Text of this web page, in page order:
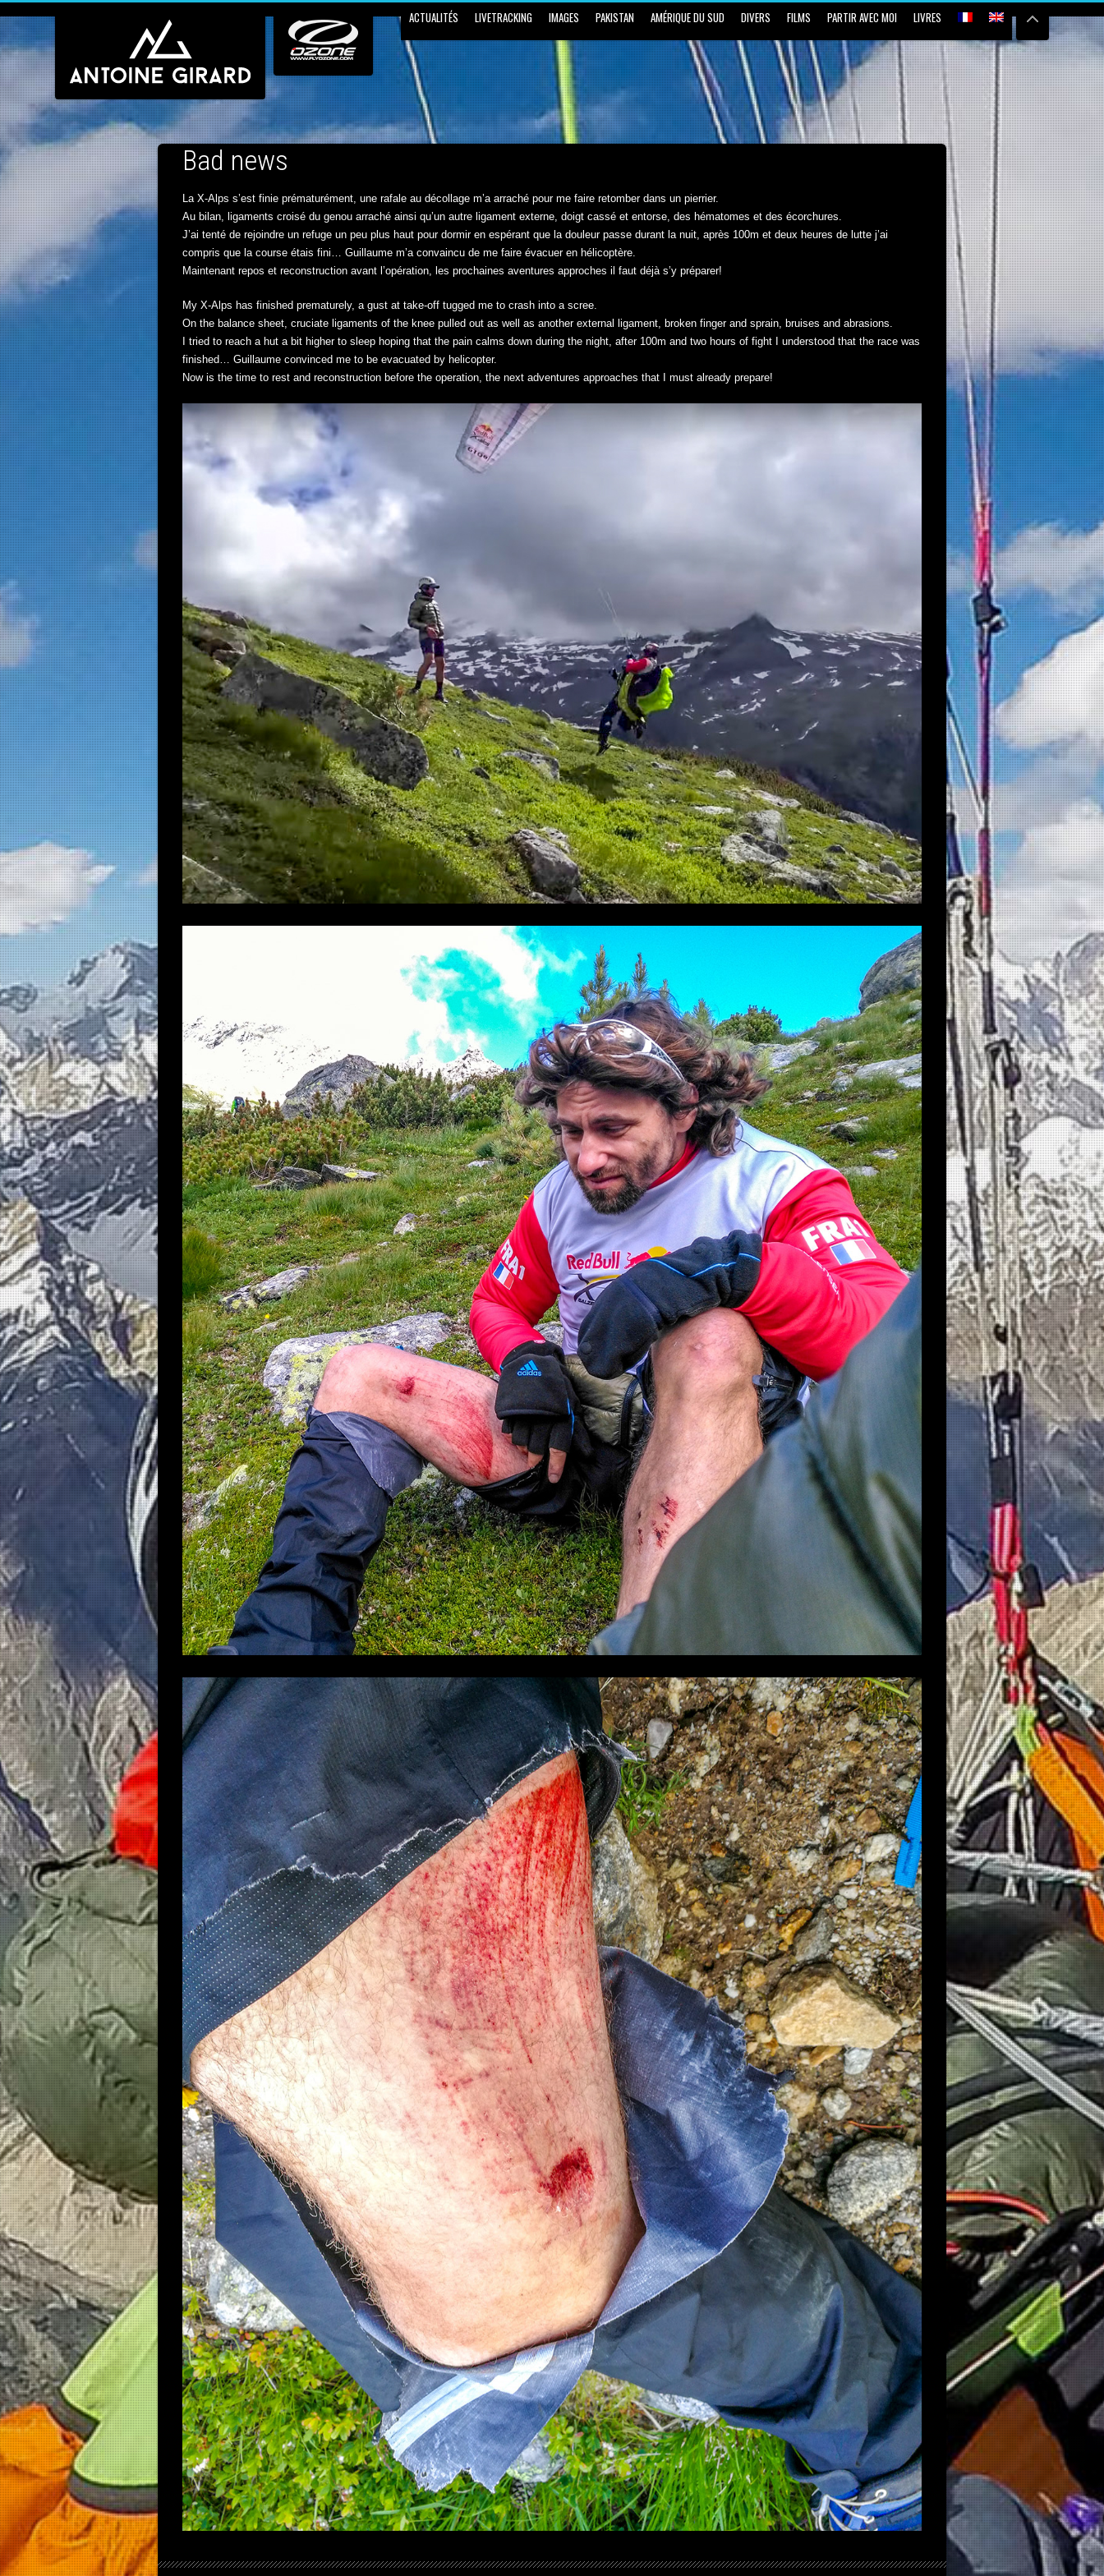
ACTUALITÉS LIVETRACKING IMAGES PAKISTAN AMÉRIQUE DU SUD DIVERS FILMS PARTIR AVEC MOI LIVRES
Bad news
La X-Alps s’est finie prématurément, une rafale au décollage m’a arraché pour me faire retomber dans un pierrier.
Au bilan, ligaments croisé du genou arraché ainsi qu’un autre ligament externe, doigt cassé et entorse, des hématomes et des écorchures.
J’ai tenté de rejoindre un refuge un peu plus haut pour dormir en espérant que la douleur passe durant la nuit, après 100m et deux heures de lutte j’ai
compris que la course étais fini… Guillaume m’a convaincu de me faire évacuer en hélicoptère.
Maintenant repos et reconstruction avant l’opération, les prochaines aventures approches il faut déjà s’y préparer!
My X-Alps has finished prematurely, a gust at take-off tugged me to crash into a scree.
On the balance sheet, cruciate ligaments of the knee pulled out as well as another external ligament, broken finger and sprain, bruises and abrasions.
I tried to reach a hut a bit higher to sleep hoping that the pain calms down during the night, after 100m and two hours of fight I understood that the race was
finished… Guillaume convinced me to be evacuated by helicopter.
Now is the time to rest and reconstruction before the operation, the next adventures approaches that I must already prepare!